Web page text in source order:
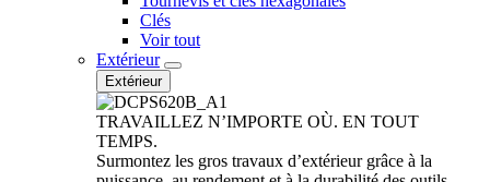
Clés
Voir tout
Extérieur
Extérieur
TRAVAILLEZ N’IMPORTE OÙ. EN TOUT
TEMPS.
Surmontez les gros travaux d’extérieur grâce à la